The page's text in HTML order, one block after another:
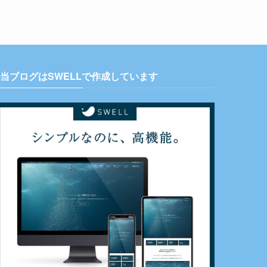
当ブログはSWELLで作成しています